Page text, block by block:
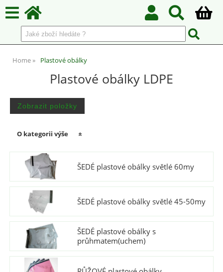
Home Plastové obálky
Plastové obálky LDPE
O kategorii výše
ŠEDÉ plastové obálky světlé 60my
ŠEDÉ plastové obálky světlé 45-50my
ŠEDÉ plastové obálky s
průhmatem(uchem)